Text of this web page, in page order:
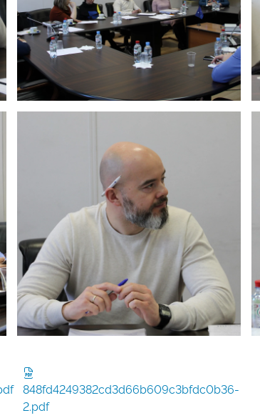
848fd4249382cd3d66b609c3bfdc0b36-
2.pdf